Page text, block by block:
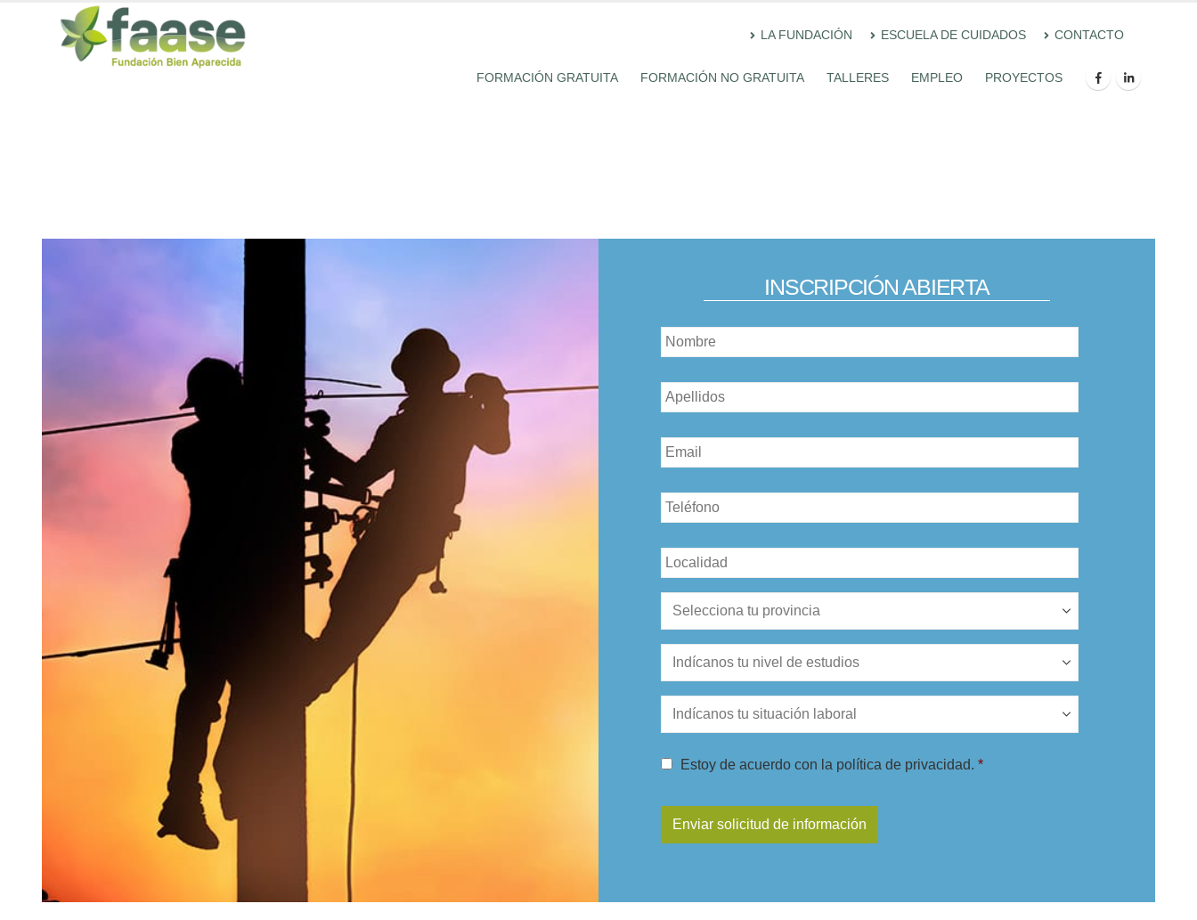
LA FUNDACIÓN ESCUELA DE CUIDADOS CONTACTO
FORMACIÓN GRATUITA FORMACIÓN NO GRATUITA TALLERES EMPLEO PROYECTOS
INSCRIPCIÓN ABIERTA
Nombre *
Nombre *
Email *
Teléfono *
Sin
nombre *
nombre *
Nivel
de
Situación
Laboral *
Consentimiento *
Estoy de acuerdo con la política de privacidad. *